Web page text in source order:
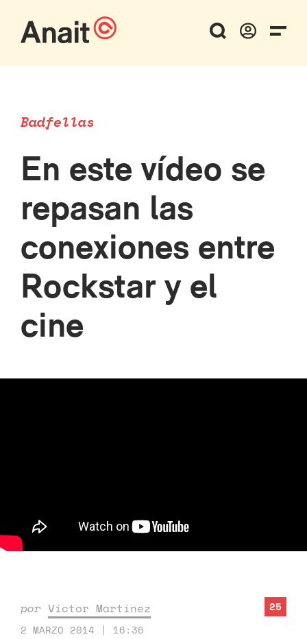
Badfellas
En este vídeo se
repasan las
conexiones entre
Rockstar y el
cine
por Víctor Martínez
2 MARZO 2014 | 16:36
25